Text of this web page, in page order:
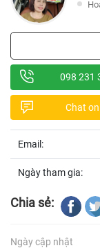
098 231
Chat
Email:
Ngày tham gia:
Chia sẻ:
Ngày cập nhật